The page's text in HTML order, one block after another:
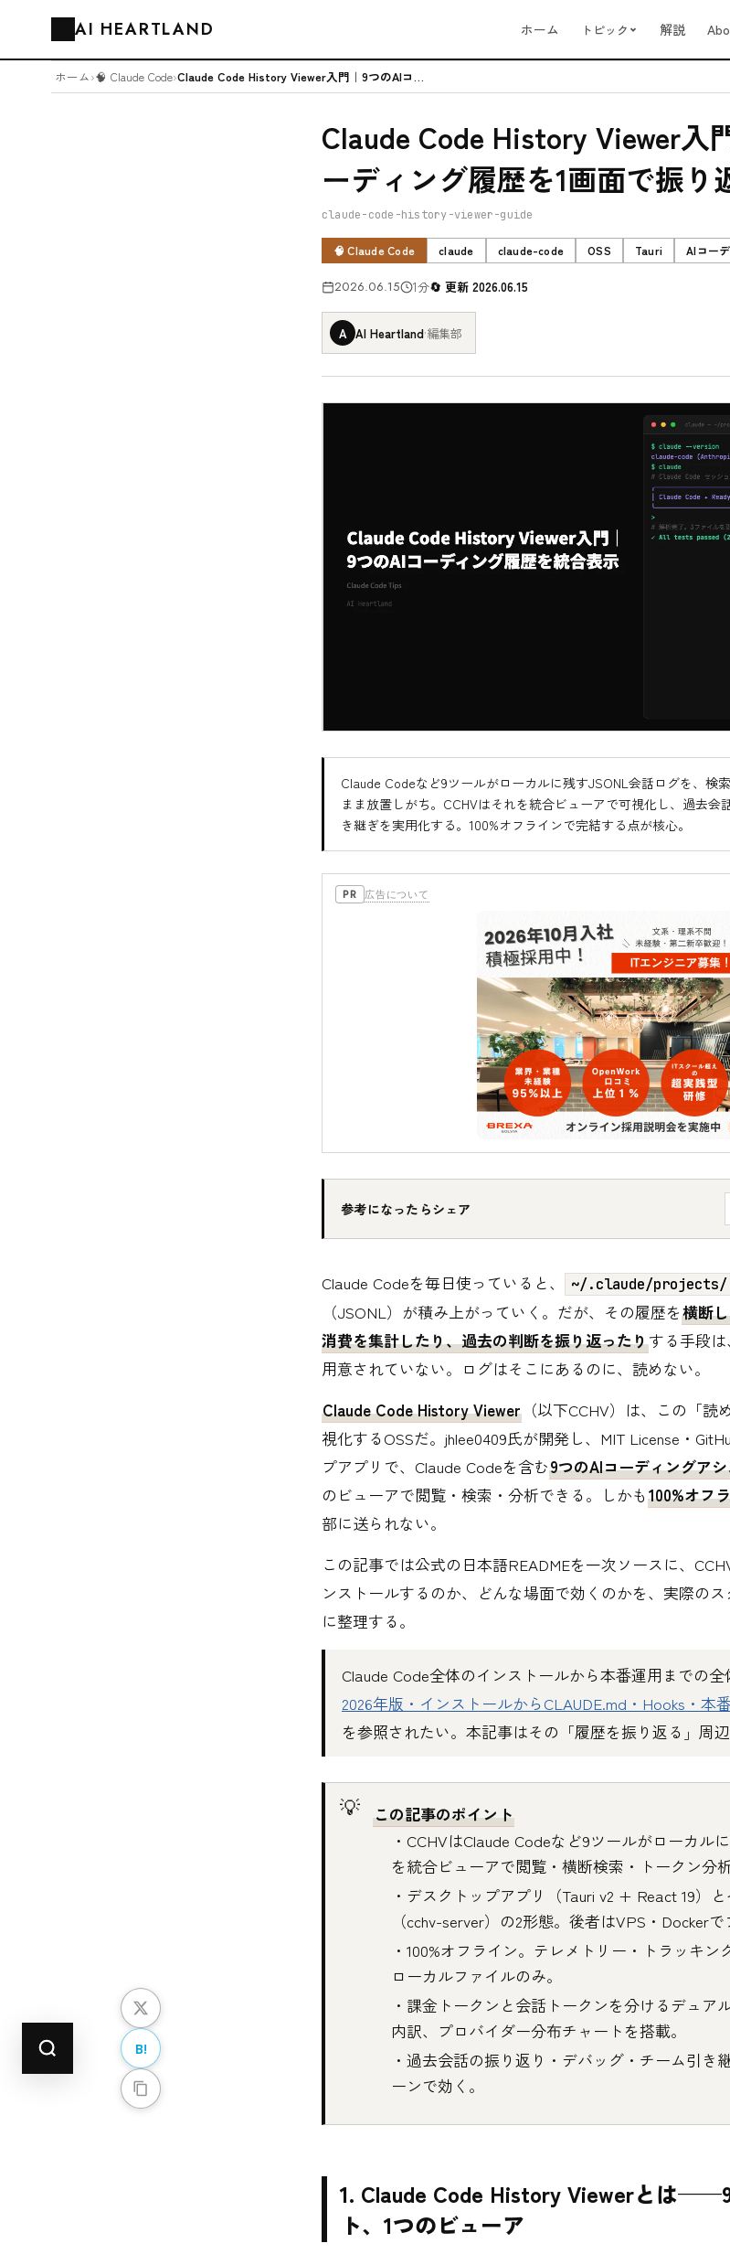
AI HEARTLAND ホーム トピック 解説
ホーム›🧠 Claude Code› Claude Code History Viewer入門｜9つのAIコーデ...
Claude Code History Viewer入
ーディング履歴を1画面で振り
claude-code-history-viewer-guide
🧠 Claude Code claude claude-code OSS Tauri AIコー
2026.06.15 1分 更新 2026.06.15
A AI Heartland·編集部
Claude Codeなど9ツールがローカルに残すJSONL会話ログを、検
まま放置しがち。CCHVはそれを統合ビューアで可視化し、過去会
き継ぎを実用化する。100%オフラインで完結する点が核心。
PR 広告について
参考になったらシェア
Claude Codeを毎日使っていると、 ~/.claude/projects/
（JSONL）が積み上がっていく。だが、その履歴を横断
消費を集計したり、過去の判断を振り返ったりする手段
用意されていない。ログはそこにあるのに、読めない。
Claude Code History Viewer （以下CCHV）は、この「
視化するOSSだ。jhlee0409氏が開発し、MIT License・
プアプリで、Claude Codeを含む9つのAIコーディングア
のビューアで閲覧・検索・分析できる。しかも 100%オフ
部に送られない。
この記事では公式の日本語READMEを一次ソースに、
ンストールするのか、どんな場面で効くのかを、実際の
に整理する。
Claude Code全体のインストールから本番運用までの全
2026年版・インストールからCLAUDE.md・Hooks・本
を参照されたい。本記事はその「履歴を振り返る」周辺
この記事のポイント
・CCHVはClaude Codeなど9ツールがローカル
を統合ビューアで閲覧・横断検索・トークン分析
・デスクトップアプリ（Tauri v2 + React 19）
（cchv-server）の2形態。後者はVPS・Docker
・100%オフライン。テレメトリー・トラッキ
ローカルファイルのみ。
・課金トークンと会話トークンを分けるデュア
内訳、プロバイダー分布チャートを搭載。
・過去会話の振り返り・デバッグ・チーム引き
ーンで効く。
1. Claude Code History Viewerとは
ト、1つのビューア
B!